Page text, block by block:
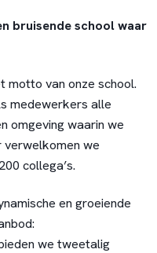
bruisende school waar
motto van onze school.
medewerkers alle
omgeving waarin we
verwelkomen we
collega’s.
en groeiende
we tweetalig